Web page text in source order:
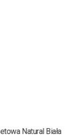
Piórex